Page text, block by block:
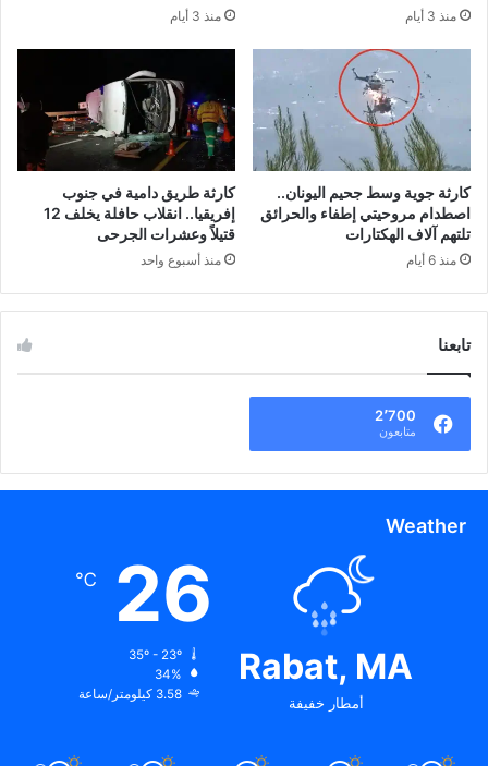
منذ 3 أيام منذ 3 أيام
كارثة جوية وسط جحيم اليونان..
اصطدام مروحيتي إطفاء والحرائق
تلتهم آلاف الهكتارات
منذ 6 أيام
كارثة طريق دامية في جنوب
إفريقيا.. انقلاب حافلة يخلف 12
قتيلاً وعشرات الجرحى
منذ أسبوع واحد
تابعنا
2٬700
متابعون
Weather
Rabat, MA
أمطار خفيفة
26
℃
34%
3.58 كيلومتر/ساعة